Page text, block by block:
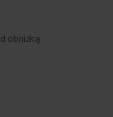
obniżką